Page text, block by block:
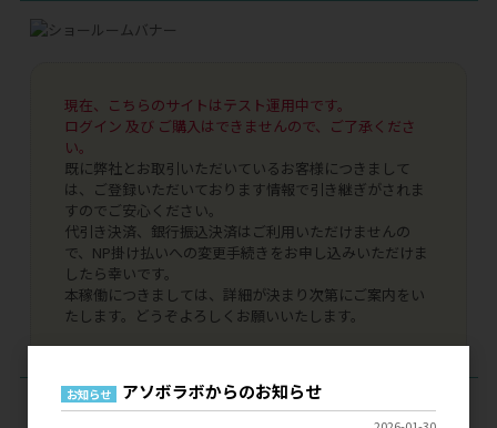
現在、こちらのサイトはテスト運用中です。
ログイン 及び ご購入はできませんので、ご了承くださ
い。
既に弊社とお取引いただいているお客様につきまして
は、ご登録いただいております情報で引き継ぎがされま
すのでご安心ください。
代引き決済、銀行振込決済はご利用いただけませんの
で、NP掛け払いへの変更手続きをお申し込みいただけま
したら幸いです。
本稼働につきましては、詳細が決まり次第にご案内をい
たします。どうぞよろしくお願いいたします。
ログイン
お知らせ アソボラボからのお知らせ